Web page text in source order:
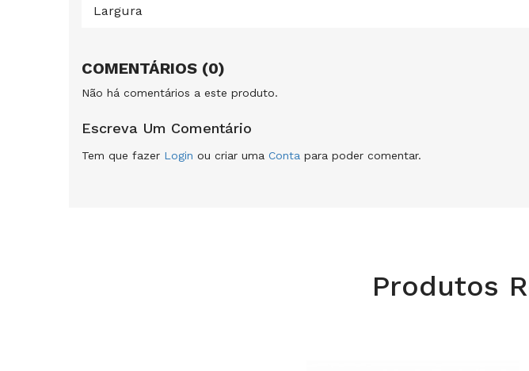
Largura
COMENTÁRIOS (0)
Não há comentários a este produto.
Escreva Um Comentário
Tem que fazer Login ou criar uma Conta para poder comentar.
Produtos